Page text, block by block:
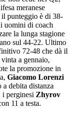
meranese
punteggio è di 38-
uomini di coach
la lunga stagione
sul 44-22. Ultimo
72-48 che dà il
a gennaio,
la promozione in
Giacomo Lorenzi
debita distanza
perginesi Zhyrov
11 a testa.